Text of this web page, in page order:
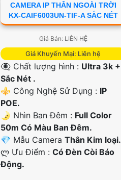
CAMERA IP THÂN NGOÀI TRỜI
KX-CAIF6003UN-TIF-A SẮC NÉT
Giá Bán: LIÊN HỆ
Giá Khuyến Mại: Liên hệ
👁️‍🗨 Chất lượng hình : Ultra 3k +
Sắc Nét .
⚜️ Công Nghệ Sử Dụng : IP
POE.
🌛 Nhìn Ban Đêm : Full Color
50m Có Màu Ban Ðêm.
💎 Mẫu Camera Thân Kim loại.
️ლ Ưu Điểm : Có Ðèn Còi Báo
Động.